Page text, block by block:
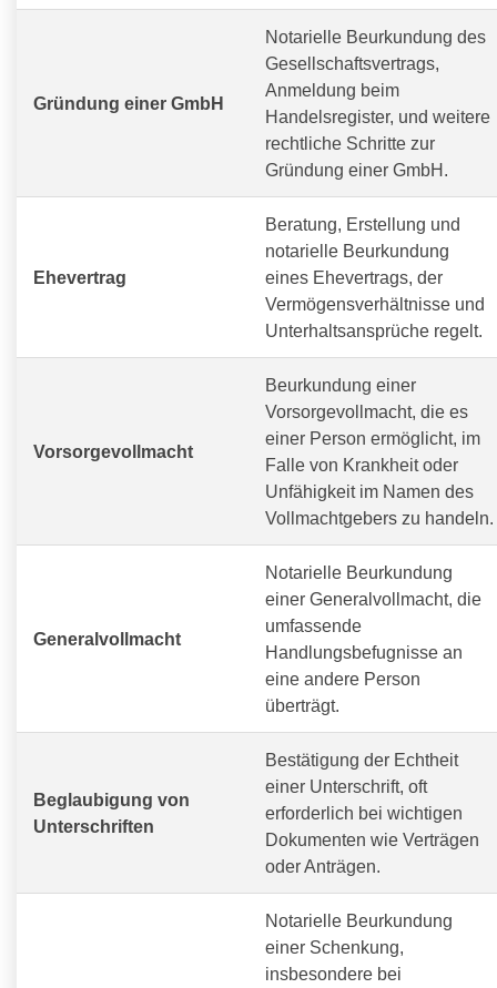
Gründung einer GmbH
Notarielle Beurkundung des
Gesellschaftsvertrags,
Anmeldung beim
Handelsregister, und weitere
rechtliche Schritte zur
Gründung einer GmbH.
Ehevertrag
Beratung, Erstellung und
notarielle Beurkundung
eines Ehevertrags, der
Vermögensverhältnisse und
Unterhaltsansprüche regelt.
Vorsorgevollmacht
Beurkundung einer
Vorsorgevollmacht, die es
einer Person ermöglicht, im
Falle von Krankheit oder
Unfähigkeit im Namen des
Vollmachtgebers zu handeln.
Generalvollmacht
Notarielle Beurkundung
einer Generalvollmacht, die
umfassende
Handlungsbefugnisse an
eine andere Person
überträgt.
Beglaubigung von
Unterschriften
Bestätigung der Echtheit
einer Unterschrift, oft
erforderlich bei wichtigen
Dokumenten wie Verträgen
oder Anträgen.
Notarielle Beurkundung
einer Schenkung,
insbesondere bei